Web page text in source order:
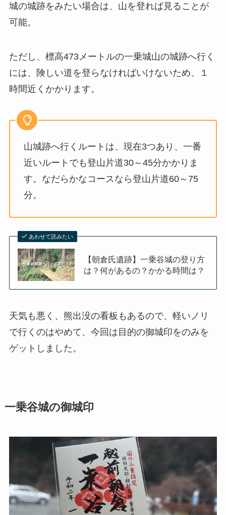
城の城跡をみたい場合は、山を登れば見ることが
可能。
ただし、標高473メートルの一乗城山の城跡へ行く
には、険しい道を登らなければいけないため、１
時間近くかかります。
山城跡へ行くルートは、現在3つあり、一番
近いルートでも登山片道30～45分かかりま
す。なだらかなコースなら登山片道60～75
分。
あわせて読みたい
【朝倉氏遺跡】一乗谷城の登り方
は？何があるの？かかる時間は？
天気も悪く、熊出没の看板もあるので、軽いノリ
で行くのはやめて、今回は目的の御城印をのみを
ゲットしました。
一乗谷城の御城印